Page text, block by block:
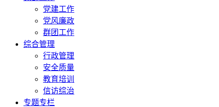
党建工作
党风廉政
群团工作
综合管理
行政管理
安全质量
教育培训
信访综治
专题专栏